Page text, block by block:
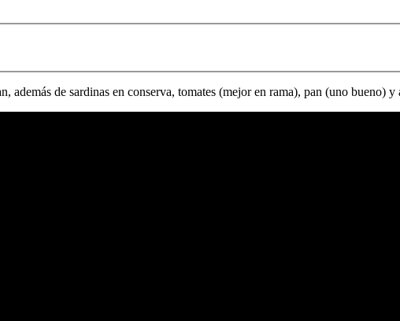
además de sardinas en conserva, tomates (mejor en rama), pan (uno bueno)